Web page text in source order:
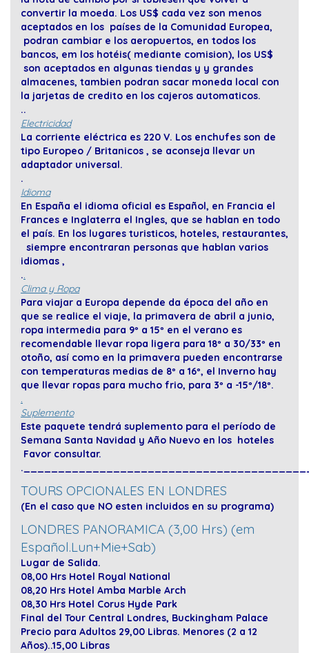
convertir la moeda. Los US$ cada vez son menos
aceptados en los países de la Comunidad Europea,
podran cambiar e los aeropuertos, en todos los
bancos, em los hotéis( mediante comision), los US$
son aceptados en algunas tiendas y y grandes
almacenes, tambien podran sacar moneda local con
la jarjetas de credito en los cajeros automaticos.
..
Electricidad
La corriente eléctrica es 220 V. Los enchufes son de
tipo Europeo / Britanicos , se aconseja llevar un
adaptador universal.
.
Idioma
En España el idioma oficial es Español, en Francia el
Frances e Inglaterra el Ingles, que se hablan en todo
el país. En los lugares turisticos, hoteles, restaurantes,
siempre encontraran personas que hablan varios
idiomas ,
..
Clima y Ropa
Para viajar a Europa depende da época del año en
que se realice el viaje, la primavera de abril a junio,
ropa intermedia para 9º a 15º en el verano es
recomendable llevar ropa ligera para 18º a 30/33º en
otoño, así como en la primavera pueden encontrarse
con temperaturas medias de 8º a 16º, el Inverno hay
que llevar ropas para mucho frio, para 3º a -15º/18º.
.
Suplemento
Este paquete tendrá suplemento para el período de
Semana Santa Navidad y Año Nuevo en los hoteles
Favor consultar.
TOURS OPCIONALES EN LONDRES
(En el caso que NO esten incluidos en su programa)
LONDRES PANORAMICA (3,00 Hrs) (em
Español.Lun+Mie+Sab)
Lugar de Salida.
08,00 Hrs Hotel Royal National
08,20 Hrs Hotel Amba Marble Arch
08,30 Hrs Hotel Corus Hyde Park
Final del Tour Central Londres, Buckingham Palace
Precio para Adultos 29,00 Libras. Menores (2 a 12
Años)..15,00 Libras